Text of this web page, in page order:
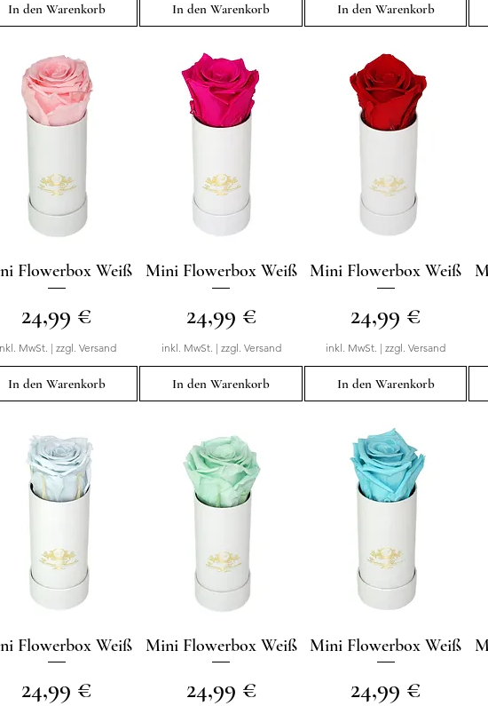
In den Warenkorb In den Warenkorb In den Warenkorb
Schnellansicht
Flowerbox Weiß
Preis
24,99 €
MwSt. |zzgl. Versand
In den Warenkorb
Schnellansicht
Mini Flowerbox Weiß
Preis
24,99 €
inkl. MwSt. | zzgl. Versand
In den Warenkorb
Schnellansicht
Mini Flowerbox Weiß
Preis
24,99 €
inkl. MwSt. |zzgl. Versand
In den Warenkorb
Schnellansicht
Flowerbox Weiß
Preis
24,99 €
Schnellansicht
Mini Flowerbox Weiß
Preis
24,99 €
Schnellansicht
Mini Flowerbox Weiß
Preis
24,99 €